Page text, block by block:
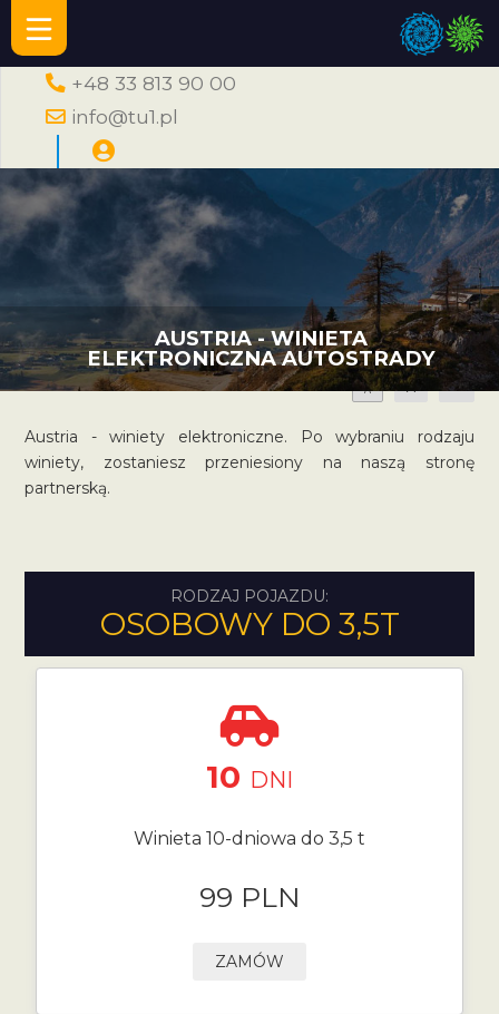
+48 33 813 90 00
info@tu1.pl
AUSTRIA - WINIETA
ELEKTRONICZNA AUTOSTRADY
A A A
Austria - winiety elektroniczne. Po wybraniu rodzaju
winiety, zostaniesz przeniesiony na naszą stronę
partnerską.
RODZAJ POJAZDU:
OSOBOWY DO 3,5T
10 DNI
Winieta 10-dniowa do 3,5 t
99 PLN
ZAMÓW